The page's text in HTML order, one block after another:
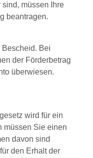
müssen Ihre
beantragen.
Bei
der Förderbetrag
überwiesen.
wird für ein
müssen Sie einen
davon sind
den Erhalt der